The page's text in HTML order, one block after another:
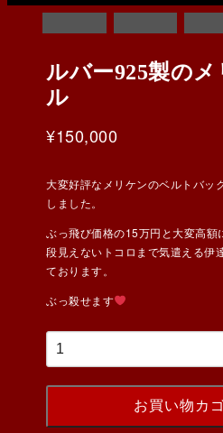
ルバー925製の
ル
¥150,000
大変好評なメリケンのベルトバッ
しました。
ぶっ飛び価格の15万円と大変高額
段見えないトコロまで気遣える伊
ております。
ぶっ殺せます
お買い物カ